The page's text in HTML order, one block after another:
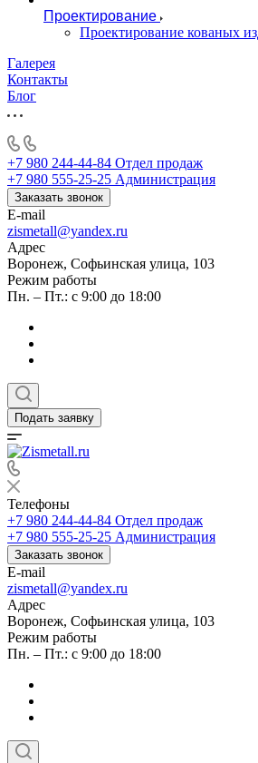
Проектирование
Проектирование кованых
Галерея
Контакты
Блог
+7 980 244-44-84 Отдел продаж
+7 980 555-25-25 Администрация
Заказать звонок
E-mail
zismetall@yandex.ru
Адрес
Воронеж, Софьинская улица, 103
Режим работы
Пн. – Пт.: с 9:00 до 18:00
Подать заявку
Телефоны
+7 980 244-44-84 Отдел продаж
+7 980 555-25-25 Администрация
Заказать звонок
E-mail
zismetall@yandex.ru
Адрес
Воронеж, Софьинская улица, 103
Режим работы
Пн. – Пт.: с 9:00 до 18:00